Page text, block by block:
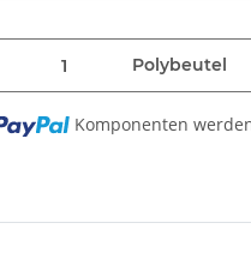
Polybeutel
Komponenten